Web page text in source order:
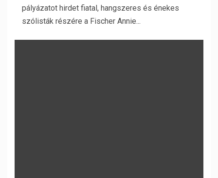
pályázatot hirdet fiatal, hangszeres és énekes
szólisták részére a Fischer Annie...